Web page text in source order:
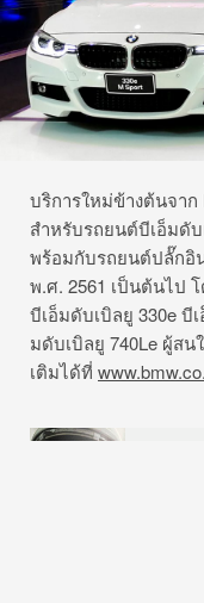
บริการใหม่ข้างต้นจาก
สำหรับรถยนต์บีเอ็มดับ
พร้อมกับรถยนต์ปลั๊กอิ
พ.ศ. 2561 เป็นต้นไป
บีเอ็มดับเบิลยู 330e บี
มดับเบิลยู 740Le ผู้ส
เติมได้ที่